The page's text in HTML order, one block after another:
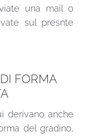
una mail o
sul presnte
FORMA
derivano anche
del gradino,